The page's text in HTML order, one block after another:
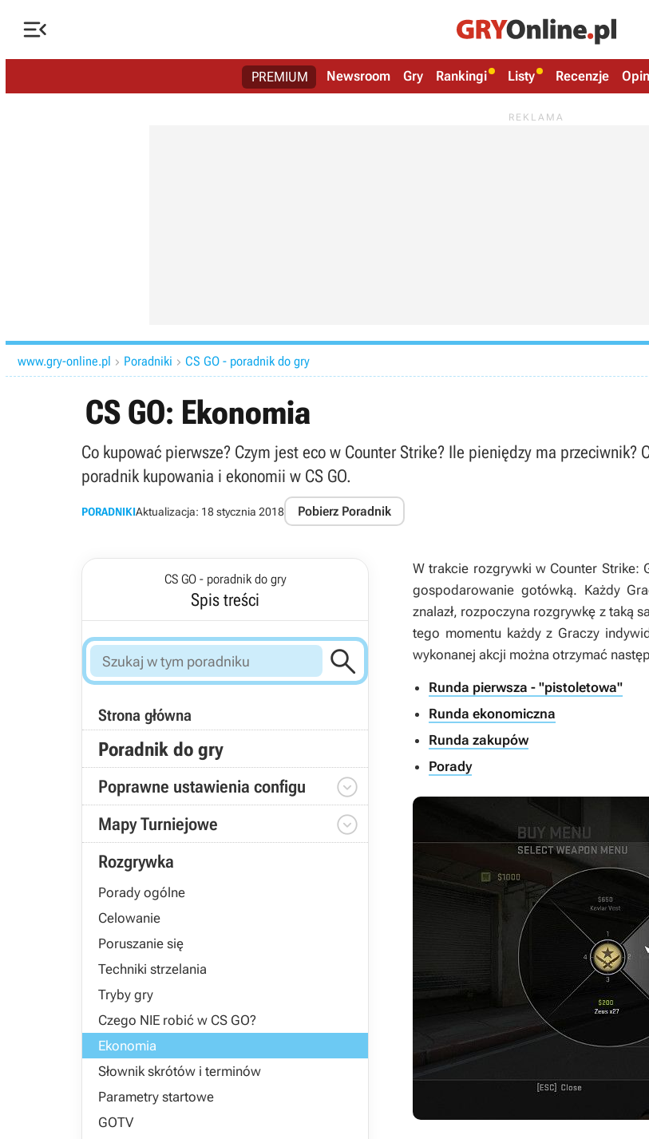

PREMIUM Newsroom Gry Rankingi Listy Recenzje
www.gry-online.pl  Poradniki  CS GO - poradnik do gry
CS GO: Ekonomia
Co kupować pierwsze? Czym jest eco w Counter Strike? Ile pieniędzy ma
poradnik kupowania i ekonomii w CS GO.
PORADNIKIAktualizacja: 18 stycznia 2018 Pobierz Poradnik
CS GO - poradnik do gry
Spis treści

Strona główna
Poradnik do gry
Poprawne ustawienia configu 
Mapy Turniejowe 
Rozgrywka
Porady ogólne
Celowanie
Poruszanie się
Techniki strzelania
Tryby gry
Czego NIE robić w CS GO?
Ekonomia
Słownik skrótów i terminów
Parametry startowe
GOTV
W trakcie rozgrywki w Counter Strike:
gospodarowanie gotówką. Każdy
znalazł, rozpoczyna rozgrywkę z taką
tego momentu każdy z Graczy
wykonanej akcji można otrzymać
Runda pierwsza - "pistoletowa"
Runda ekonomiczna
Runda zakupów
Porady